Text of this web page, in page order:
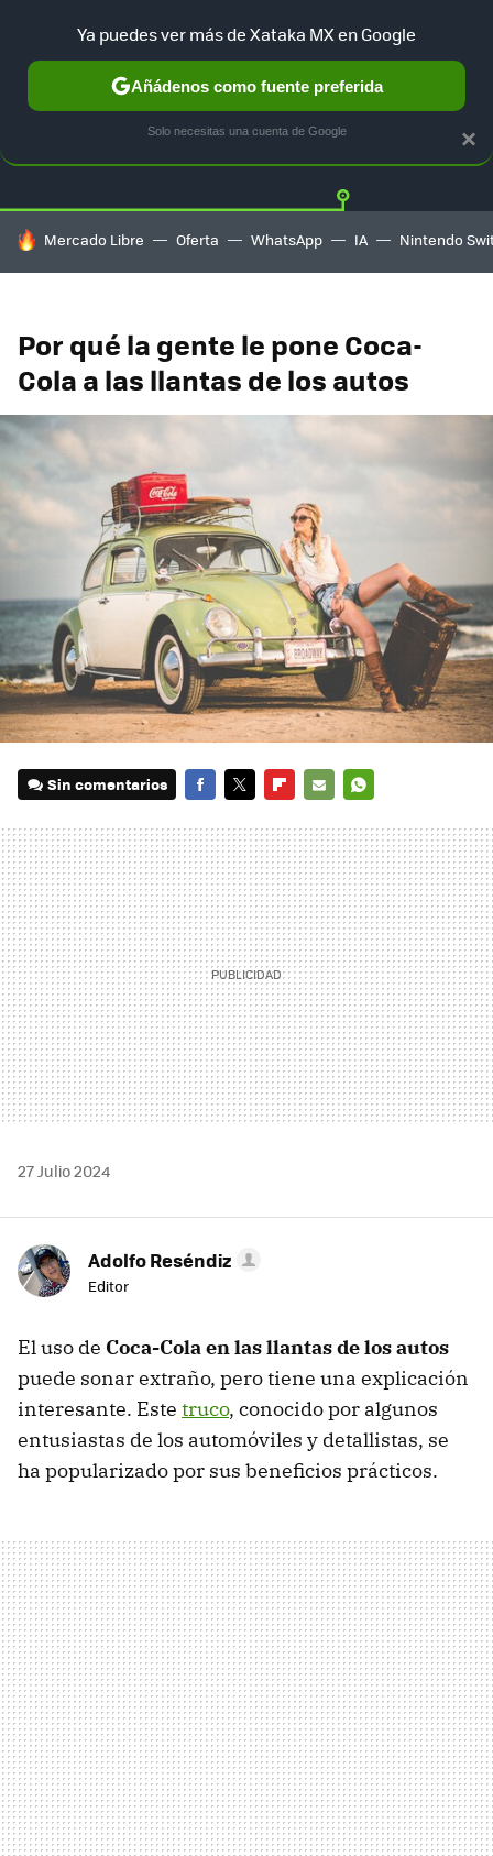
TESLA UBER AUTO ELECTRICO Twitter
HOY SE HABLA DE
Mercado Libre Oferta WhatsApp IA Nintendo
Por qué la gente le pone Coca-
Cola a las llantas de los autos
Sin comentarios
MAIL
27 Julio 2024
Adolfo Reséndiz
Editor
El uso de Coca-Cola en las llantas de los autos
puede sonar extraño, pero tiene una explicación
interesante. Este truco, conocido por algunos
entusiastas de los automóviles y detallistas, se
ha popularizado por sus beneficios prácticos.
×
Ya puedes ver más de Xataka MX en Google
Añádenos como fuente preferida
Solo necesitas una cuenta de Google